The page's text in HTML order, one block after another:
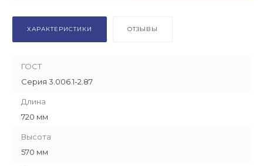
ХАРАКТЕРИСТИКИ ОТЗЫВЫ
ГОСТ
Серия 3.006.1-2.87
Длина
720 мм
Высота
570 мм